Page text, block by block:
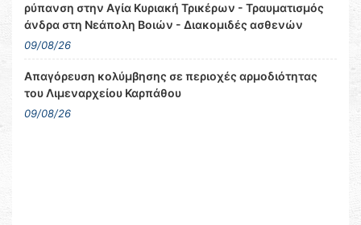
ρύπανση στην Αγία Κυριακή Τρικέρων - Τραυματισμός
άνδρα στη Νεάπολη Βοιών - Διακομιδές ασθενών
09/08/26
Απαγόρευση κολύμβησης σε περιοχές αρμοδιότητας
του Λιμεναρχείου Καρπάθου
09/08/26